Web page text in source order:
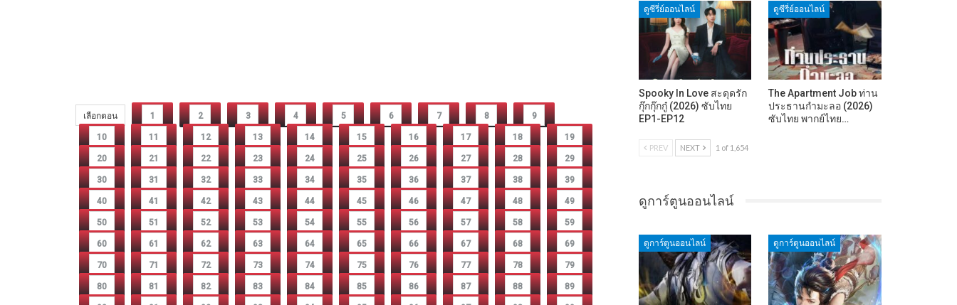
เลือกตอน 1 2 3 4 5 6 7 8 9
10 11 12 13 14 15 16 17 18 19
20 21 22 23 24 25 26 27 28 29
30 31 32 33 34 35 36 37 38 39
40 41 42 43 44 45 46 47 48 49
50 51 52 53 54 55 56 57 58 59
60 61 62 63 64 65 66 67 68 69
70 71 72 73 74 75 76 77 78 79
80 81 82 83 84 85 86 87 88 89
ดูซีรี่ย์ออนไลน์
Spooky In Love สะดุดรัก
กุ๊กกุ๊กกู๋ (2026) ซับไทย
EP1-EP12
ดูซีรี่ย์ออนไลน์
The Apartment Job ท่าน
ประธานกำมะลอ (2026)
ซับไทย พากย์ไทย…
PREV NEXT 1 of 1,654
ดูการ์ตูนออนไลน์
ดูการ์ตูนออนไลน์ ดูการ์ตูนออนไลน์